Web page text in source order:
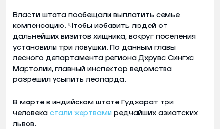
Власти штата пообещали выплатить семье
компенсацию. Чтобы избавить людей от
дальнейших визитов хищника, вокруг поселения
установили три ловушки. По данным главы
лесного департамента региона Дхрува Сингха
Мартолии, главный инспектор ведомства
разрешил усыпить леопарда.
В марте в индийском штате Гуджарат три
человека стали жертвами редчайших азиатских
львов.